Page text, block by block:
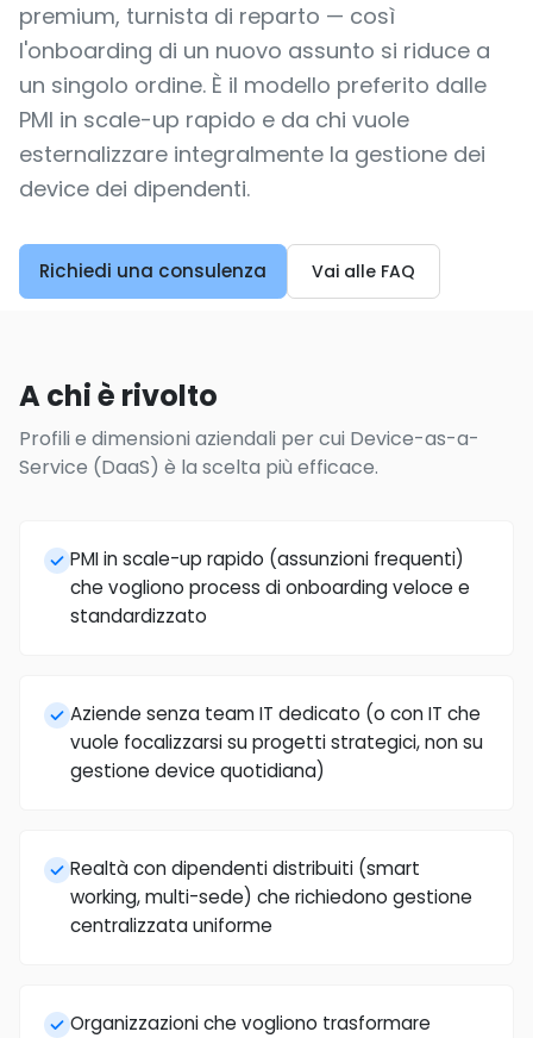
premium, turnista di reparto — così
l'onboarding di un nuovo assunto si riduce a
un singolo ordine. È il modello preferito dalle
PMI in scale-up rapido e da chi vuole
esternalizzare integralmente la gestione dei
device dei dipendenti.
Richiedi una consulenza Vai alle FAQ
A chi è rivolto
Profili e dimensioni aziendali per cui Device-as-a-
Service (DaaS) è la scelta più efficace.
PMI in scale-up rapido (assunzioni frequenti)
che vogliono process di onboarding veloce e
standardizzato
Aziende senza team IT dedicato (o con IT che
vuole focalizzarsi su progetti strategici, non su
gestione device quotidiana)
Realtà con dipendenti distribuiti (smart
working, multi-sede) che richiedono gestione
centralizzata uniforme
Organizzazioni che vogliono trasformare